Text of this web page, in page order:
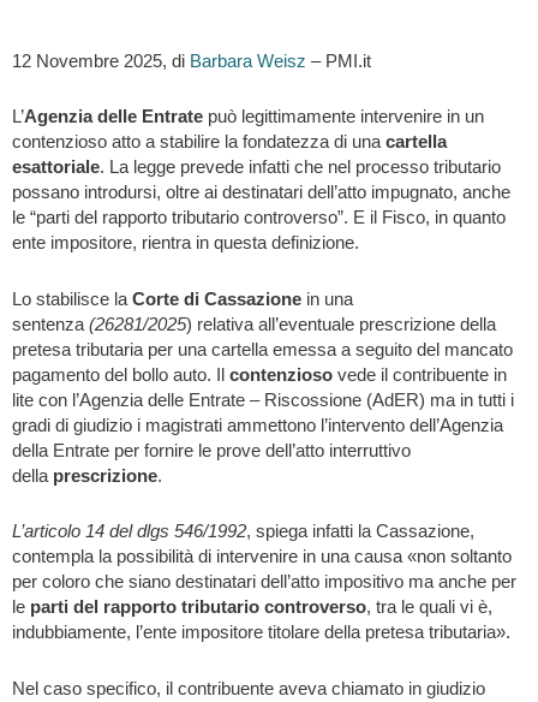
12 Novembre 2025, di Barbara Weisz – PMI.it
L’Agenzia delle Entrate può legittimamente intervenire in un
contenzioso atto a stabilire la fondatezza di una cartella
esattoriale. La legge prevede infatti che nel processo tributario
possano introdursi, oltre ai destinatari dell’atto impugnato, anche
le “parti del rapporto tributario controverso”. E il Fisco, in quanto
ente impositore, rientra in questa definizione.
Lo stabilisce la Corte di Cassazione in una
sentenza (26281/2025) relativa all’eventuale prescrizione della
pretesa tributaria per una cartella emessa a seguito del mancato
pagamento del bollo auto. Il contenzioso vede il contribuente in
lite con l’Agenzia delle Entrate – Riscossione (AdER) ma in tutti i
gradi di giudizio i magistrati ammettono l’intervento dell’Agenzia
della Entrate per fornire le prove dell’atto interruttivo
della prescrizione.
L’articolo 14 del dlgs 546/1992, spiega infatti la Cassazione,
contempla la possibilità di intervenire in una causa «non soltanto
per coloro che siano destinatari dell’atto impositivo ma anche per
le parti del rapporto tributario controverso, tra le quali vi è,
indubbiamente, l’ente impositore titolare della pretesa tributaria».
Nel caso specifico, il contribuente aveva chiamato in giudizio